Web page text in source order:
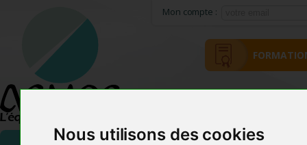
Nous utilisons des cookies
Mon compte :